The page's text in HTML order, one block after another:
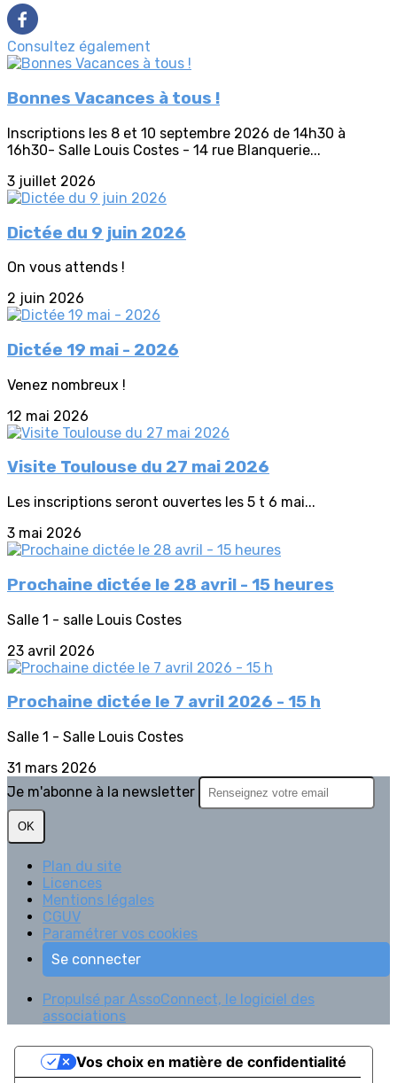
Consultez également
Bonnes Vacances à tous !
Inscriptions les 8 et 10 septembre 2026 de 14h30 à
16h30- Salle Louis Costes - 14 rue Blanquerie...
3 juillet 2026
Dictée du 9 juin 2026
On vous attends !
2 juin 2026
Dictée 19 mai - 2026
Venez nombreux !
12 mai 2026
Visite Toulouse du 27 mai 2026
Les inscriptions seront ouvertes les 5 t 6 mai...
3 mai 2026
Prochaine dictée le 28 avril - 15 heures
Salle 1 - salle Louis Costes
23 avril 2026
Prochaine dictée le 7 avril 2026 - 15 h
Salle 1 - Salle Louis Costes
31 mars 2026
Je m'abonne à la newsletter
OK
Plan du site
Licences
Mentions légales
CGUV
Paramétrer vos cookies
Se connecter
Propulsé par AssoConnect, le logiciel des
associations
Vos choix en matière de confidentialité